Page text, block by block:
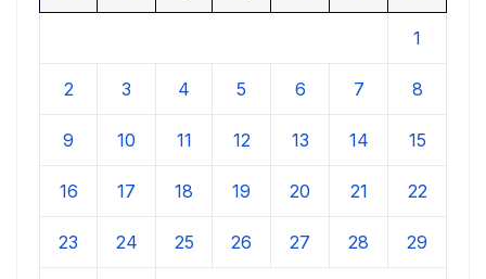
1
2 3 4 5 6 7 8
9 10 11 12 13 14 15
16 17 18 19 20 21 22
23 24 25 26 27 28 29